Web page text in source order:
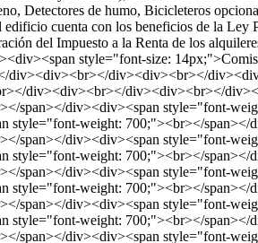
Detectores de humo, Bicicleteros
cuenta con los beneficios de la
del Impuesto a la Renta de los
style="font-size:
div><div><br></
div><div><br></div><div><br></
span></div><div><span style="font-
weight: 700;"><br></
span></div><div><span style="font-
weight: 700;"><br></
span></div><div><span style="font-
weight: 700;"><br></
span></div><div><span style="font-
weight: 700;"><br></
span></div><div><span style="font-